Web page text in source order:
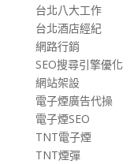
台北八大工作
台北酒店經紀
網路行銷
SEO搜尋引擎優化
網站架設
電子煙廣告代操
電子煙SEO
TNT電子煙
TNT煙彈